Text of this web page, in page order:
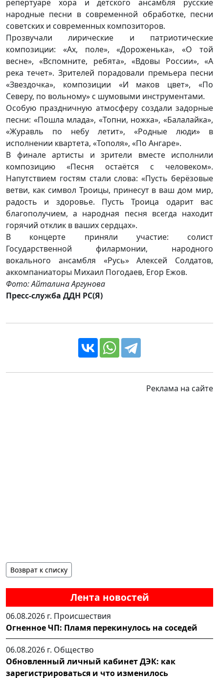
Лента новостей
06.08.2026 г. Происшествия
Огненное ЧП: Пламя перекинулось на соседей
06.08.2026 г. Общество
Обновленный личный кабинет ДЭК: как
зарегистрироваться и что изменилось
репертуаре хора и детского ансамбля русские
народные песни в современной обработке, песни
советских и современных композиторов.
Прозвучали лирические и патриотические
композиции: «Ах, поле», «Дороженька», «О той
весне», «Вспомните, ребята», «Вдовы России», «А
река течет». Зрителей порадовали премьера песни
«Звездочка», композиции «И маков цвет», «По
Северу, по вольному» с шумовыми инструментами.
Особую праздничную атмосферу создали задорные
песни: «Пошла млада», «Топни, ножка», «Балалайка»,
«Журавль по небу летит», «Родные люди» в
исполнении квартета, «Тополя», «По Ангаре».
В финале артисты и зрители вместе исполнили
композицию «Песня остаётся с человеком».
Напутствием гостям стали слова: «Пусть берёзовые
ветви, как символ Троицы, принесут в ваш дом мир,
радость и здоровье. Пусть Троица одарит вас
благополучием, а народная песня всегда находит
горячий отклик в ваших сердцах».
В концерте приняли участие: солист
Государственной филармонии, народного
вокального ансамбля «Русь» Алексей Солдатов,
аккомпаниаторы Михаил Погодаев, Егор Ежов.
Фото: Айталина Аргунова
Пресс-служба ДДН РС(Я)
Реклама на сайте
Возврат к списку